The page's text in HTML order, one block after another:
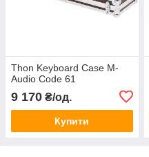
Thon Keyboard Case M-
Audio Code 61
9 170 ₴/од.
Купити